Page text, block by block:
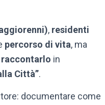
, residenti
percorso di vita, ma
in
Città”.
documentare come